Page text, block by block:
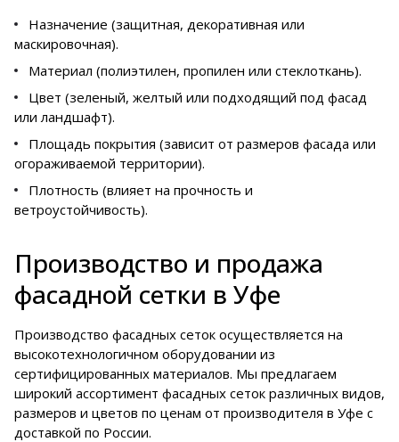
Назначение (защитная, декоративная или
маскировочная).
Материал (полиэтилен, пропилен или стеклоткань).
Цвет (зеленый, желтый или подходящий под фасад
или ландшафт).
Площадь покрытия (зависит от размеров фасада или
огораживаемой территории).
Плотность (влияет на прочность и
ветроустойчивость).
Производство и продажа
фасадной сетки в Уфе
Производство фасадных сеток осуществляется на
высокотехнологичном оборудовании из
сертифицированных материалов. Мы предлагаем
широкий ассортимент фасадных сеток различных видов,
размеров и цветов по ценам от производителя в Уфе с
доставкой по России.